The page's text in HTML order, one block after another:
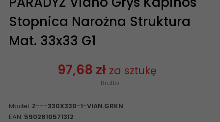
Stopnica Narożna Struktura
Mat. 33x33 G1
97,68 zł za sztukę
Brutto
Model: Z---330X330-1-VIAN.GRKN
EAN: 5902610571312